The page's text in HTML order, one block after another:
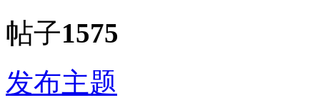
帖子1575
发布主题